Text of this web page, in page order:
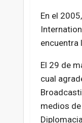
En el
encuentra
El 29 de
cual
medios